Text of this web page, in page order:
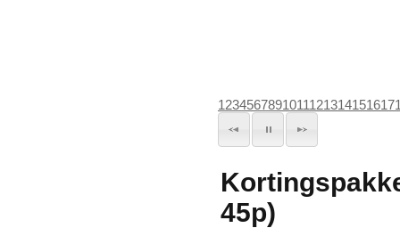
1234567891011121314151617
45p)